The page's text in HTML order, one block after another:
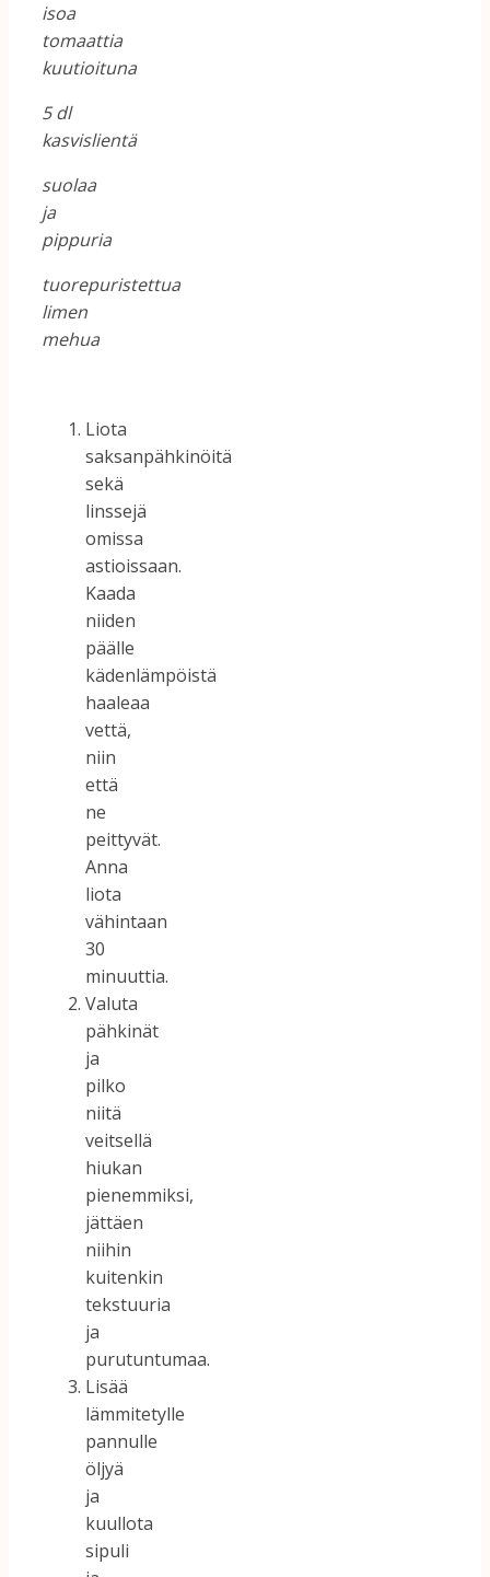
isoa
tomaattia
kuutioituna
5 dl
kasvislientä
suolaa
ja
pippuria
tuorepuristettua
limen
mehua
Liota
saksanpähkinöitä
sekä
linssejä
omissa
astioissaan.
Kaada
niiden
päälle
kädenlämpöistä
haaleaa
vettä,
niin
että
ne
peittyvät.
Anna
liota
vähintaan
30
minuuttia.
Valuta
pähkinät
ja
pilko
niitä
veitsellä
hiukan
pienemmiksi,
jättäen
niihin
kuitenkin
tekstuuria
ja
purutuntumaa.
Lisää
lämmitetylle
pannulle
öljyä
ja
kuullota
sipuli